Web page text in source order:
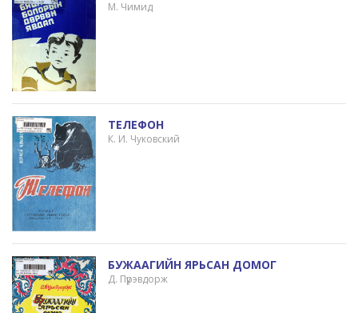
М. Чимид
ТЕЛЕФОН
К. И. Чуковский
БУЖААГИЙН ЯРЬСАН ДОМОГ
Д. Пүрэвдорж